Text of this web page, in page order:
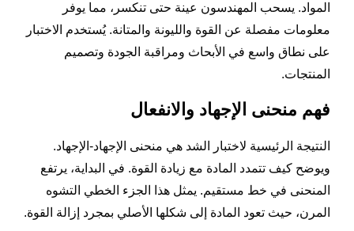
المواد. يسحب المهندسون عينة حتى تنكسر، مما يوفر
معلومات مفصلة عن القوة والليونة والمتانة. يُستخدم الاختبار
على نطاق واسع في الأبحاث ومراقبة الجودة وتصميم
المنتجات.
فهم منحنى الإجهاد والانفعال
النتيجة الرئيسية لاختبار الشد هي منحنى الإجهاد-الإجهاد.
ويوضح كيف تتمدد المادة مع زيادة القوة. في البداية، يرتفع
المنحنى في خط مستقيم. يمثل هذا الجزء الخطي التشوه
المرن، حيث تعود المادة إلى شكلها الأصلي بمجرد إزالة القوة.